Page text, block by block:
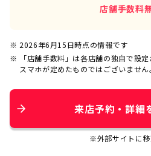
店舗手数料
2026年6月15日時点の情報です
「店舗手数料」は各店舗の独自で設
スマホが定めたものではございません
来店予約・詳細
※外部サイトに